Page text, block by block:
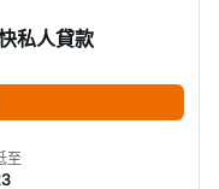
私人貸款
至